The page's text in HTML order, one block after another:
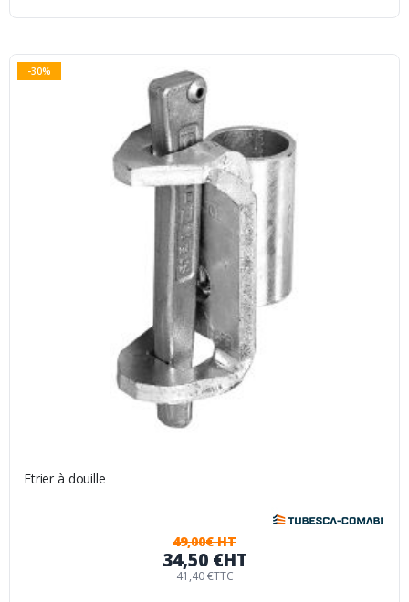
-30%
Etrier à douille
49,00€ HT
34,50 €HT
41,40 €TTC